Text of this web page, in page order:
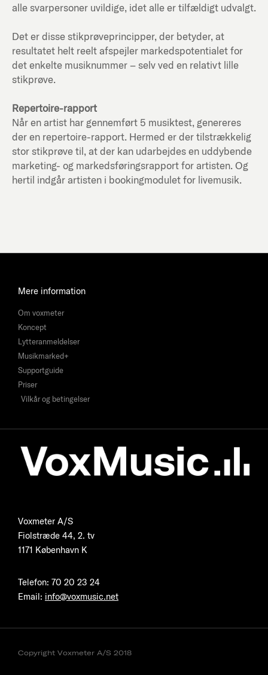
alle svarpersoner uvildige, idet alle er tilfældigt udvalgt.
Det er disse stikprøveprincipper, der betyder, at
resultatet helt reelt afspejler markedspotentialet for
det enkelte musiknummer – selv ved en relativt lille
stikprøve.
Repertoire-rapport
Når en artist har gennemført 5 musiktest, genereres
der en repertoire-rapport. Hermed er der tilstrækkelig
stor stikprøve til, at der kan udarbejdes en uddybende
marketing- og markedsføringsrapport for artisten. Og
hertil indgår artisten i bookingmodulet for livemusik.
Mere information
Om voxmeter
Koncept
Lytteranmeldelser
Musikmarked+
Supportguide
Priser
Vilkår og betingelser
Voxmeter A/S
Fiolstræde 44, 2. tv
1171 København K
Telefon: 70 20 23 24
Email: info@voxmusic.net
Copyright Voxmeter A/S 2018